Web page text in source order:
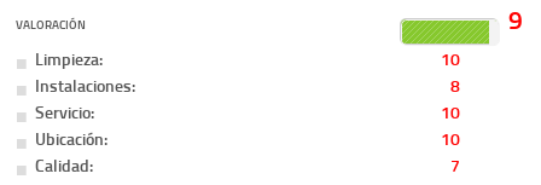
VALORACIÓN 9
Limpieza:
10
Instalaciones:
8
Servicio:
10
Ubicación:
10
Calidad:
7